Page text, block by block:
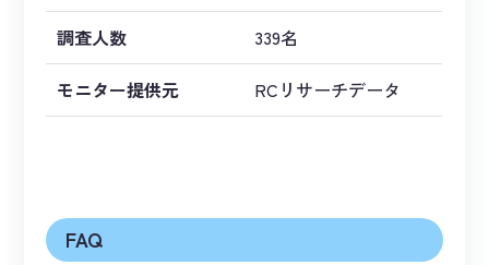
調査人数
339名
モニター提供元
RCリサーチデータ
FAQ